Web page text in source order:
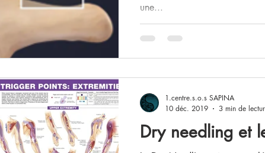
une...
Dry needling et
1.centre.s.o.s SAPINA
10 déc. 2019
3 min de